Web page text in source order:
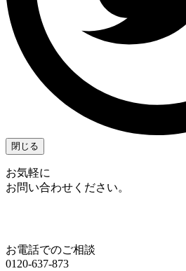
閉じる
お気軽に
お問い合わせください。
お電話でのご相談
0120-637-873